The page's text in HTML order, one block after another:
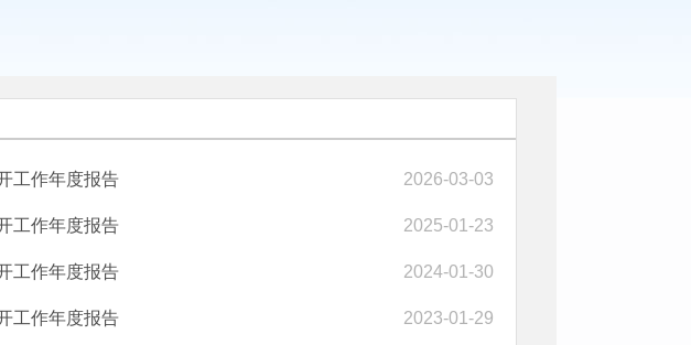
工作年度报告 2026-03-03
工作年度报告 2025-01-23
工作年度报告 2024-01-30
工作年度报告 2023-01-29